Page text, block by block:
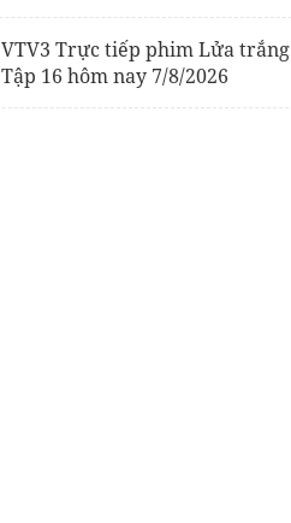
VTV3 Trực tiếp phim Lửa trắng
Tập 16 hôm nay 7/8/2026